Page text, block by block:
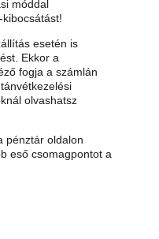
móddal
esetén is
Ekkor a
fogja a számlán
olvashatsz
pénztár oldalon
eső csomagpontot a